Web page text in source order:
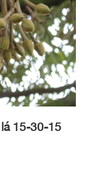
15-30-15